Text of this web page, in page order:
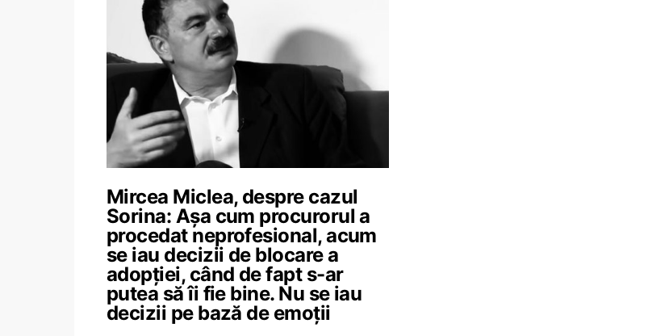
Mircea Miclea, despre cazul
Sorina: Așa cum procurorul a
procedat neprofesional, acum
se iau decizii de blocare a
adopției, când de fapt s-ar
putea să îi fie bine. Nu se iau
decizii pe bază de emoții